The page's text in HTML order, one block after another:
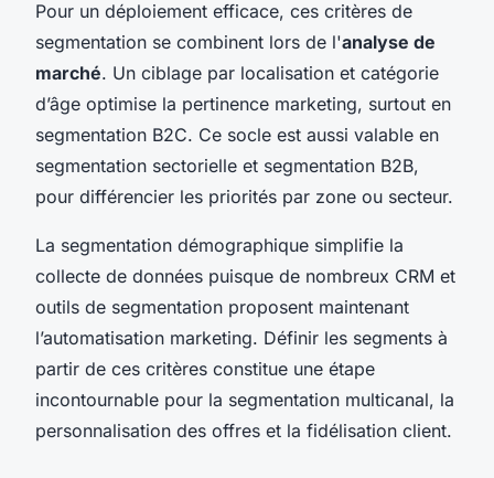
Pour un déploiement efficace, ces critères de
segmentation se combinent lors de l'analyse de
marché. Un ciblage par localisation et catégorie
d’âge optimise la pertinence marketing, surtout en
segmentation B2C. Ce socle est aussi valable en
segmentation sectorielle et segmentation B2B,
pour différencier les priorités par zone ou secteur.
La segmentation démographique simplifie la
collecte de données puisque de nombreux CRM et
outils de segmentation proposent maintenant
l’automatisation marketing. Définir les segments à
partir de ces critères constitue une étape
incontournable pour la segmentation multicanal, la
personnalisation des offres et la fidélisation client.